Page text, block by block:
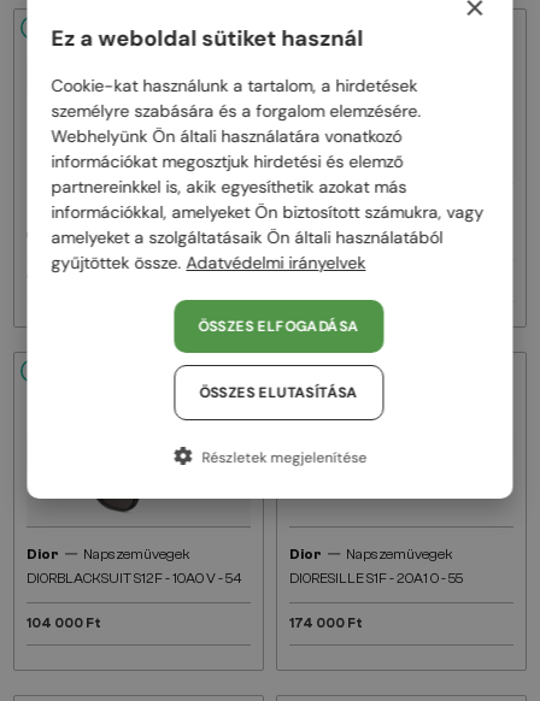
48/72
Dior—Napszemüvegek
CDIOR S1F - 35A0 D - 56
48/72
Dior—Napszemüvegek
DIORB23 S4I - 64A0 V - 56
Dior — Napszemüvegek
DIORBLACKSUIT S12F - 10A0 V - 54
104 000 Ft
48/72
Dior — Napszemüvegek
DIORESILLE S1F - 20A1 O - 55
174 000 Ft
Ez a weboldal sütiket használ
Cookie-kat használunk a tartalom, a hirdetések
személyre szabására és a forgalom elemzésére.
Webhelyünk Ön általi használatára vonatkozó
információkat megosztjuk hirdetési és elemző
partnereinkkel is, akik egyesíthetik azokat más
információkkal, amelyeket Ön biztosított számukra, vagy
amelyeket a szolgáltatásaik Ön általi használatából
gyűjtöttek össze.Adatvédelmi irányelvek
ÖSSZES ELFOGADÁSA
ÖSSZES ELUTASÍTÁSA
Részletek megjelenítése